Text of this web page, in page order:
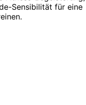
Sensibilität für eine